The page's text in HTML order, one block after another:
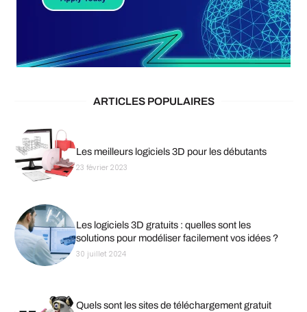
ARTICLES POPULAIRES
Les meilleurs logiciels 3D pour les débutants
23 février 2023
Les logiciels 3D gratuits : quelles sont les
solutions pour modéliser facilement vos idées ?
30 juillet 2024
Quels sont les sites de téléchargement gratuit